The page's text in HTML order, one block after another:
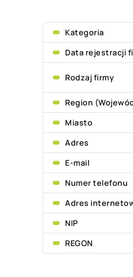
Kategoria
Data rejestracji
Rodzaj firmy
Region
Miasto
Adres
E-mail
Numer telefonu
Adres
NIP
REGON